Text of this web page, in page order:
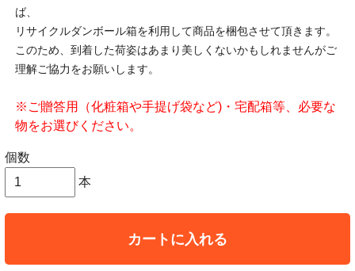
ば、
リサイクルダンボール箱を利用して商品を梱包させて頂きます。
このため、到着した荷姿はあまり美しくないかもしれませんがご
理解ご協力をお願いします。
※ご贈答用（化粧箱や手提げ袋など)・宅配箱等、必要な
物をお選びください。
個数
本
カートに入れる